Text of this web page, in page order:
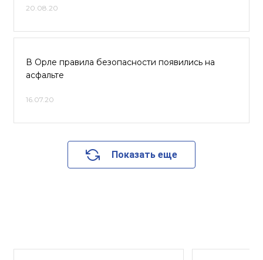
20.08.20
В Орле правила безопасности появились на
асфальте
16.07.20
Показать еще